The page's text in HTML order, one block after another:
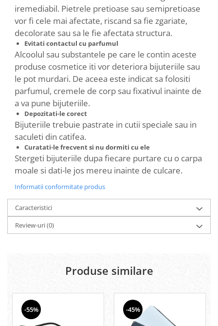
iremediabil. Pietrele pretioase sau semipretioase
vor fi cele mai afectate, riscand sa fie zgariate,
decolorate sau sa le fie afectata structura.
Evitati contactul cu parfumul
Alcoolul sau substantele pe care le contin aceste
produse cosmetice iti vor deteriora bijuteriile sau
le pot murdari. De aceea este indicat sa folositi
parfumul, cremele de corp sau fixativul inainte de
a va pune bijuteriile.
Depozitati-le corect
Bijuteriile trebuie pastrate in cutii speciale sau in
saculeti din catifea.
Curatati-le frecvent si nu dormiti cu ele
Stergeti bijuteriile dupa fiecare purtare cu o carpa
moale si dati-le jos mereu inainte de culcare.
Informatii conformitate produs
Caracteristici
Review-uri(0)
Produse similare
-55% -45%